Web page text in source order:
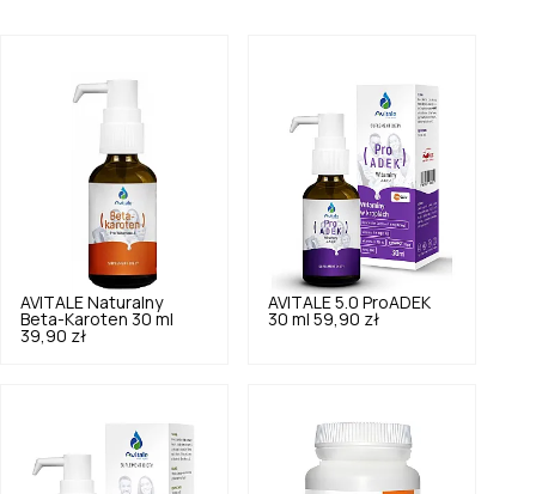
AVITALE Naturalny
Beta-Karoten 30 ml
39,90 zł
AVITALE 5.0 ProADEK
30 ml 59,90 zł